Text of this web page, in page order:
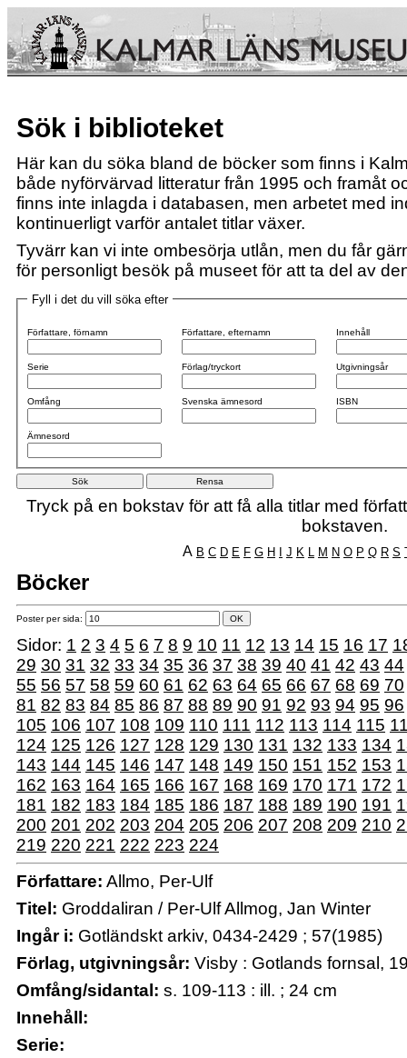
Sök i biblioteket
Här kan du söka bland de böcker som finns i
både nyförvärvad litteratur från 1995 och framåt
finns inte inlagda i databasen, men arbetet med
kontinuerligt varför antalet titlar växer.
Tyvärr kan vi inte ombesörja utlån, men du får
för personligt besök på museet för att ta del av
Fyll i det du vill söka efter
Författare, förnamn
Serie
Omfång
Ämnesord
Författare, efternamn
Förlag/tryckort
Svenska ämnesord
Innehåll
Utgivningsår
ISBN
Tryck på en bokstav för att få alla titlar med
bokstaven.
A B C D E F G H I J K L M N O P Q R S
Böcker
Poster per sida:
Sidor: 1 2 3 4 5 6 7 8 9 10 11 12 13 14 15 16 17
29 30 31 32 33 34 35 36 37 38 39 40 41 42 43 44
55 56 57 58 59 60 61 62 63 64 65 66 67 68 69 70
81 82 83 84 85 86 87 88 89 90 91 92 93 94 95 96
105 106 107 108 109 110 111 112 113 114 115
124 125 126 127 128 129 130 131 132 133 134
143 144 145 146 147 148 149 150 151 152 153
162 163 164 165 166 167 168 169 170 171 172
181 182 183 184 185 186 187 188 189 190 191
200 201 202 203 204 205 206 207 208 209 210
219 220 221 222 223 224
Författare: Allmo, Per-Ulf
Titel: Groddaliran / Per-Ulf Allmog, Jan Winter
Ingår i: Gotländskt arkiv, 0434-2429 ; 57(1985)
Förlag, utgivningsår: Visby : Gotlands fornsal,
Omfång/sidantal: s. 109-113 : ill. ; 24 cm
Innehåll:
Serie: